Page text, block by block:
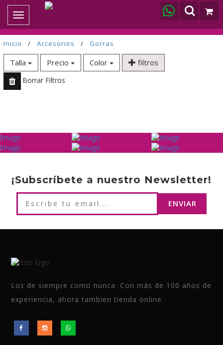
Toggle
Inicio / Accesorios / Gorras
Talla Precio Color filtros
Borrar Filtros
¡Subscríbete a nuestro Newsletter!
Los de siempre como nunca. Con más de 100 años de
experiencia, ahora tambien tienda online.